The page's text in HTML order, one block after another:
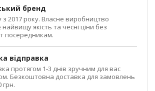
бренд
з 2017 року. Власне виробництво
найвищу якість та чесні ціни без
посередникам.
відправка
протягом 1-3 днів зручним для вас
Безкоштовна доставка для замовлень
грн.